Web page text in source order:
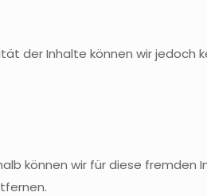
der Inhalte können wir jedoch
können wir für diese fremden